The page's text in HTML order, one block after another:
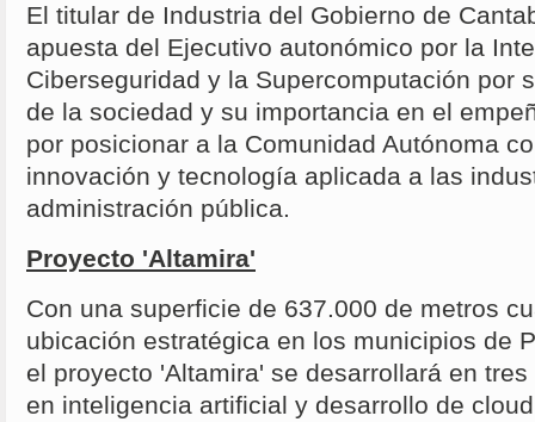
El titular de Industria del Gobierno de
apuesta del Ejecutivo autonómico por la
Ciberseguridad y la Supercomputación por
de la sociedad y su importancia en el
por posicionar a la Comunidad Autónoma
innovación y tecnología aplicada a las
administración pública.
Proyecto 'Altamira'
Con una superficie de 637.000 de metros
ubicación estratégica en los municipios de
el proyecto 'Altamira' se desarrollará en
en inteligencia artificial y desarrollo de